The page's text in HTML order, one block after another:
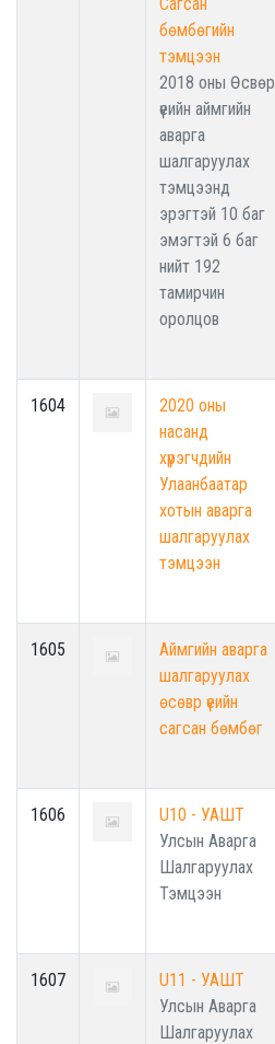
бөмбөгийн
тэмцээн
2018 оны Өсвөр
үеийн аймгийн
аварга
шалгаруулах
тэмцээнд
эрэгтэй 10 баг
эмэгтэй 6 баг
нийт 192
тамирчин
оролцов
1604
2020 оны
насанд
хүрэгчдийн
Улаанбаатар
хотын аварга
шалгаруулах
тэмцээн
1605
Аймгийн аварга
шалгаруулах
өсөвр үеийн
сагсан бөмбөг
1606
U10 - УАШТ
Улсын Аварга
Шалгаруулах
Тэмцээн
1607
U11 - УАШТ
Улсын Аварга
Шалгаруулах